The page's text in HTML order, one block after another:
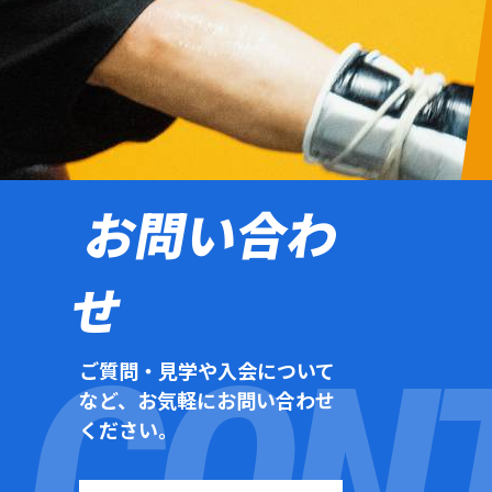
お問い合わ
せ
ご質問・見学や入会について
など、お気軽にお問い合わせ
ください。